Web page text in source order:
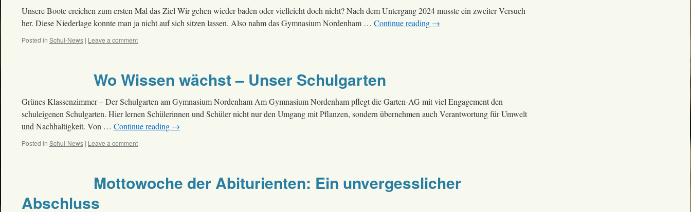
Unsere Boote ereichen zum ersten Mal das Ziel Wir gehen wieder baden oder vielleicht doch nicht? Nach dem Untergang 2024 musste ein zweiter Versuch
her. Diese Niederlage konnte man ja nicht auf sich sitzen lassen. Also nahm das Gymnasium Nordenham … Continue reading →
Posted in Schul-News | Leave a comment
Wo Wissen wächst – Unser Schulgarten
Grünes Klassenzimmer – Der Schulgarten am Gymnasium Nordenham Am Gymnasium Nordenham pflegt die Garten-AG mit viel Engagement den
schuleigenen Schulgarten. Hier lernen Schülerinnen und Schüler nicht nur den Umgang mit Pflanzen, sondern übernehmen auch Verantwortung für Umwelt
und Nachhaltigkeit. Von … Continue reading →
Posted in Schul-News | Leave a comment
Mottowoche der Abiturienten: Ein unvergesslicher
Abschluss